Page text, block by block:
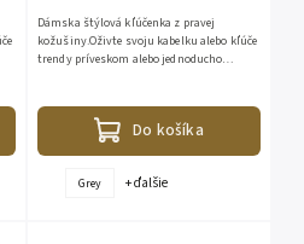
Do košíka
Dámska štýlová kľúčenka z pravej
kožušiny.Oživte svoju kabelku alebo kľúče
trendy príveskom alebo jednoducho
Grey + ďalšie